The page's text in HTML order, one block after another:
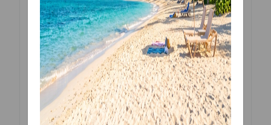
Holz ist ein Naturprodukt, weshalb jedes angefertigte
Stück eine einzigartige Maserung aufweist.
Jeder Cake Topper wird so zu einem Unikat!
Material:
heimische Sperrholz Birke 3mm
Maße:
Größe variabel auswählbar